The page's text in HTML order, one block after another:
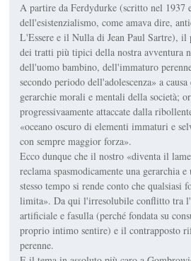
A partire da Ferdydurke (scritto nel 1937
dell'esistenzialismo, come amava dire,
L'Essere e il Nulla di Jean Paul Sartre), il
dei tratti più tipici della nostra avventura
dell'uomo bambino, dell'immaturo
secondo periodo dell'adolescenza» a
gerarchie morali e mentali della società;
progressivaamente attaccate dalla
«oceano oscuro di elementi immaturi e
con sempre maggior forza».
Ecco dunque che il nostro «diventa il
reclama spasmodicamente una gerarchia
stesso tempo si rende conto che qualsiasi
limita». Da qui l'irresolubile conflitto tra
artificiale e fasulla (perché fondata su
proprio intimo sentire) e il contrapposto
perenne.